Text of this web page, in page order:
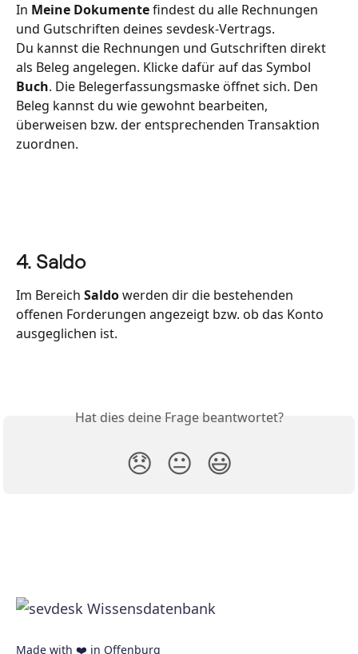
In Meine Dokumente findest du alle Rechnungen
und Gutschriften deines sevdesk-Vertrags.
Du kannst die Rechnungen und Gutschriften direkt
als Beleg angelegen. Klicke dafür auf das Symbol
Buch. Die Belegerfassungsmaske öffnet sich. Den
Beleg kannst du wie gewohnt bearbeiten,
überweisen bzw. der entsprechenden Transaktion
zuordnen.
4. Saldo
Im Bereich Saldo werden dir die bestehenden
offenen Forderungen angezeigt bzw. ob das Konto
ausgeglichen ist.
Hat dies deine Frage beantwortet?
😞 😐 😃
Made with ❤️ in Offenburg